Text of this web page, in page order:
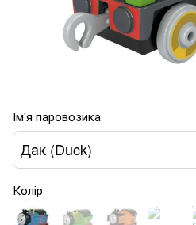
Ім'я паровозика
Дак (Duck)
Колір